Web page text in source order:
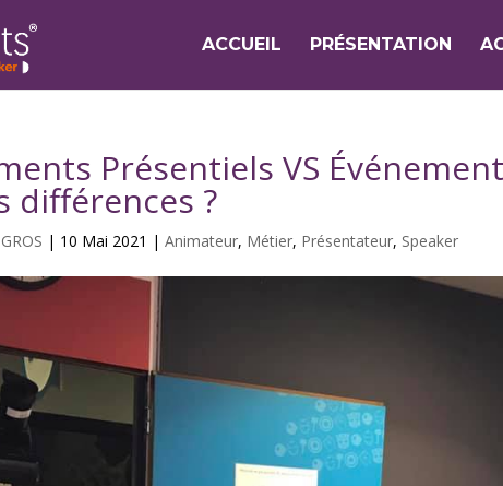
ACCUEIL PRÉSENTATION
Présentiels VS
différences ?
| 10 Mai 2021 |Animateur, Métier, Présentateur, Speaker